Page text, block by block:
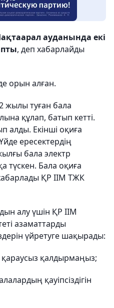
ауданында екі
, деп хабарлайды
орын алған.
жылы туған бала
құлап, батып кетті.
алды. Екінші оқиға
ересектердің
бала электр
түскен. Бала оқиға
ҚР ІІМ ТЖК
алу үшін ҚР ІІМ
азаматтарды
үйретуге шақырады:
қараусыз қалдырмаңыз;
қауіпсіздігін